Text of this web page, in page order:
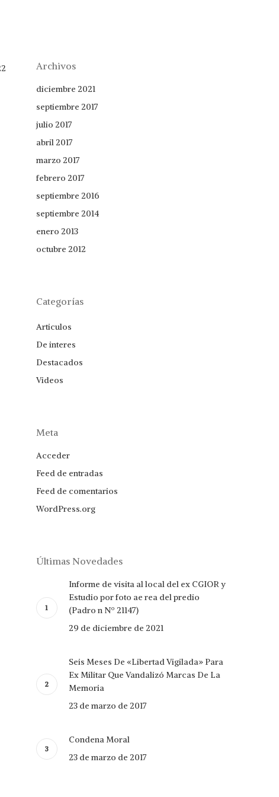
Archivos
diciembre 2021
septiembre 2017
julio 2017
abril 2017
marzo 2017
febrero 2017
septiembre 2016
septiembre 2014
enero 2013
octubre 2012
Categorías
Articulos
De interes
Destacados
Videos
Meta
Acceder
Feed de entradas
Feed de comentarios
WordPress.org
Últimas Novedades
Informe de visita al local del ex CGIOR y
Estudio por foto ae rea del predio
(Padro n Nº 21147)
29 de diciembre de 2021
Seis Meses De «Libertad Vigilada» Para
Ex Militar Que Vandalizó Marcas De La
Memoria
23 de marzo de 2017
Condena Moral
23 de marzo de 2017